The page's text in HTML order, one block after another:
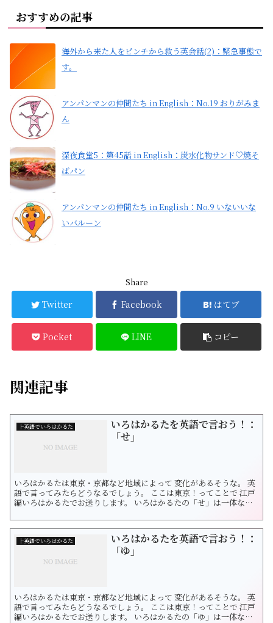
おすすめの記事
海外から来た人をピンチから救う英会話(2)：緊急事態で
す。
アンパンマンの仲間たち in English：No.19 おりがみま
ん
深夜食堂5：第45話 in English：炭水化物サンド♡焼そ
ばパン
アンパンマンの仲間たち in English：No.9 いないいな
いバルーン
Share
Twitter Facebook はてブ
Pocket LINE コピー
関連記事
├英語でいろはかるた
いろはかるたを英語で言おう！：
「せ」
いろはかるたは東京・京都など地域によって 変化があるそうな。 英
語で言ってみたらどうなるでしょう。 ここは東京！ってことで 江戸
編いろはかるたでお送りします。 いろはかるたの「せ」は一体なん
慌てて物事を行おうとすると、結果成功しない。 思わぬことで失敗
することが多いという戒めです。 また、 大事なことのためには、他
のこ...
├英語でいろはかるた
いろはかるたを英語で言おう！：
「ゆ」
いろはかるたは東京・京都など地域によって 変化があるそうな。 英
語で言ってみたらどうなるでしょう。 ここは東京！ってことで 江戸
編いろはかるたでお送りします。 いろはかるたの「ゆ」は一体なん